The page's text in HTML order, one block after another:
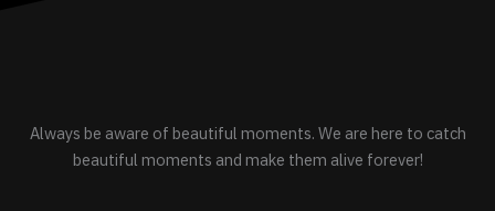
Always be aware of beautiful moments. We are here to catch
beautiful moments and make them alive forever!